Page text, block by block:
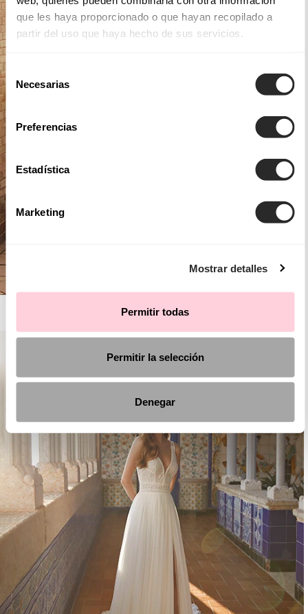
que les haya proporcionado o que hayan recopilado a
partir del uso que haya hecho de sus servicios.
Selección
de
consentimiento
Necesarias
Preferencias
Estadística
Marketing
Mostrar detalles
Permitir todas
Permitir la selección
Denegar